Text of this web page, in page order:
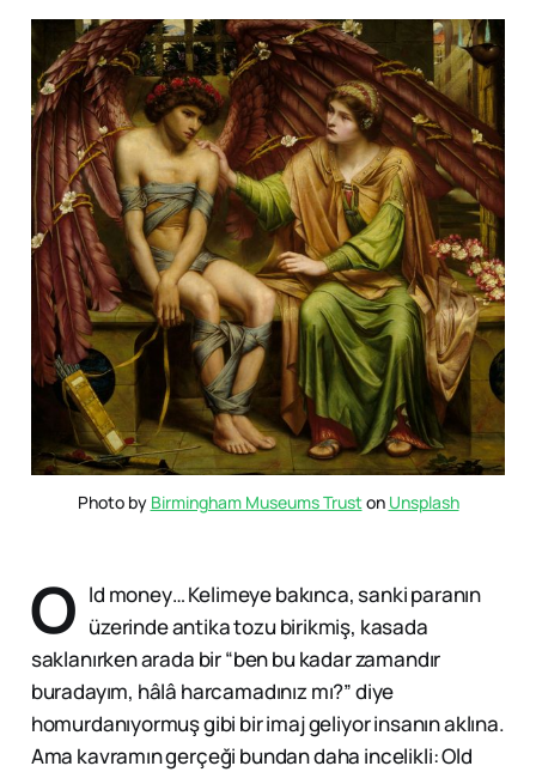
Photo by Birmingham Museums Trust on Unsplash
O ld money… Kelimeye bakınca, sanki paranın
üzerinde antika tozu birikmiş, kasada
saklanırken arada bir “ben bu kadar zamandır
buradayım, hâlâ harcamadınız mı?” diye
homurdanıyormuş gibi bir imaj geliyor insanın aklına.
Ama kavramın gerçeği bundan daha incelikli: Old